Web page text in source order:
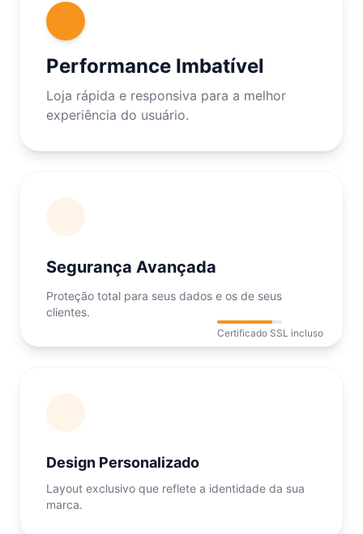
Performance Imbatível
Loja rápida e responsiva para a melhor
experiência do usuário.
Segurança Avançada
Proteção total para seus dados e os de seus
clientes.
Certificado SSL incluso
Design Personalizado
Layout exclusivo que reflete a identidade da sua
marca.